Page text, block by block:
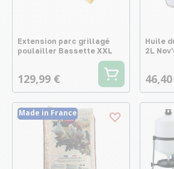
Extension parc grillagé
poulailler Bassette XXL
129,99 €
Huile
2L
Made in France